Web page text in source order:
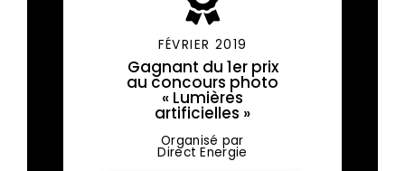
FÉVRIER 2019
Gagnant du 1er prix
au concours photo
« Lumières
artificielles »
Organisé par
Direct Energie